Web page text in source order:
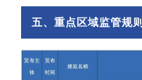
五、重点区域监管规则